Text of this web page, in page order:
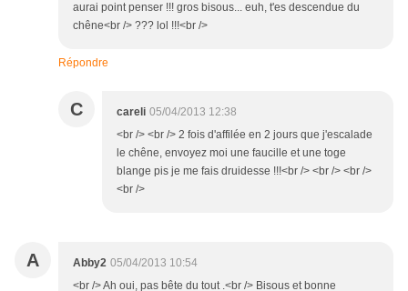
aurai point penser !!! gros bisous... euh, t'es descendue du
chêne<br /> ??? lol !!!<br />
Répondre
C careli 05/04/2013 12:38
<br /> <br /> 2 fois d'affilée en 2 jours que j'escalade
le chêne, envoyez moi une faucille et une toge
blange pis je me fais druidesse !!!<br /> <br /> <br />
<br />
A Abby2 05/04/2013 10:54
<br /> Ah oui, pas bête du tout .<br /> Bisous et bonne